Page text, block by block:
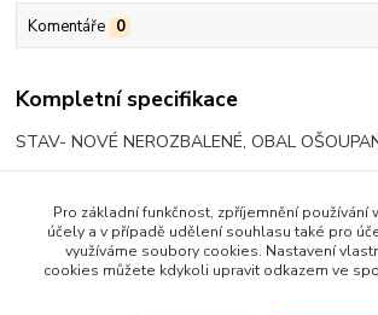
Komentáře 0
Kompletní specifikace
STAV- NOVÉ NEROZBALENÉ, OBAL
Zboží zařazeno v kategoriích
Pro základní funkčnost, zpříjemnění používání
účely a v případě udělení souhlasu také pro
využíváme soubory cookies. Nastavení
cookies můžete kdykoli upravit odkazem ve